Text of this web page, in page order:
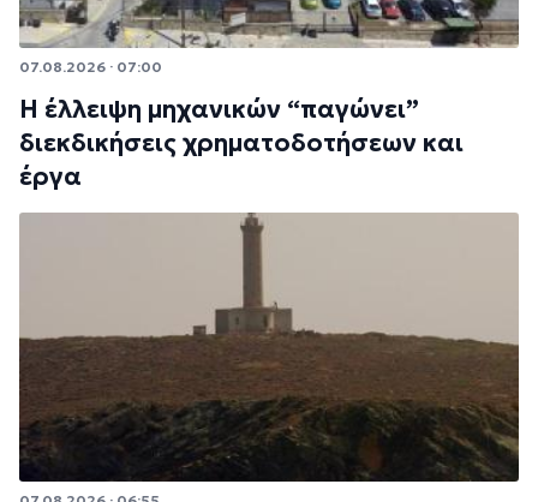
07.08.2026 · 07:00
Η έλλειψη μηχανικών “παγώνει”
διεκδικήσεις χρηματοδοτήσεων και
έργα